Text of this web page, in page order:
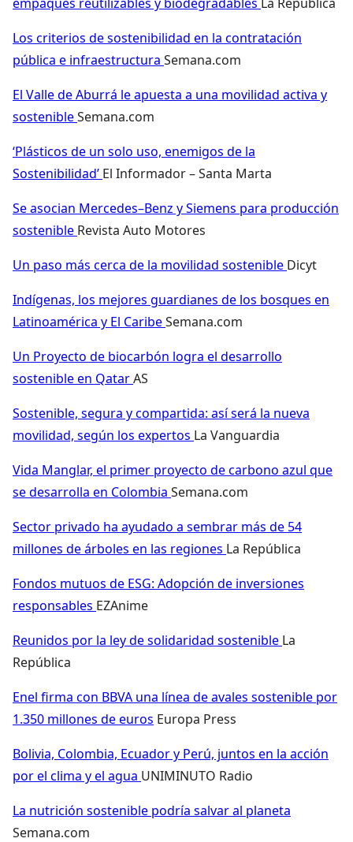
Los criterios de sostenibilidad en la contratación
pública e infraestructura Semana.com
El Valle de Aburrá le apuesta a una movilidad activa y
sostenibleSemana.com
‘Plásticos de un solo uso, enemigos de la
Sostenibilidad’ El Informador – Santa Marta
Se asocian Mercedes–Benz y Siemens para producción
sostenible Revista Auto Motores
Un paso más cerca de la movilidad sostenible Dicyt
Indígenas, los mejores guardianes de los bosques en
Latinoamérica y El CaribeSemana.com
Un Proyecto de biocarbón logra el desarrollo
sostenible en QatarAS
Sostenible, segura y compartida: así será la nueva
movilidad, según los expertos La Vanguardia
Vida Manglar, el primer proyecto de carbono azul que
se desarrolla en Colombia Semana.com
Sector privado ha ayudado a sembrar más de 54
millones de árboles en las regiones La República
Fondos mutuos de ESG: Adopción de inversiones
responsables EZAnime
Reunidos por la ley de solidaridad sostenible La
República
Enel firma con BBVA una línea de avales sostenible por
1.350 millones de euros Europa Press
Bolivia, Colombia, Ecuador y Perú, juntos en la acción
por el clima y el agua UNIMINUTO Radio
La nutrición sostenible podría salvar al planeta
Semana.com